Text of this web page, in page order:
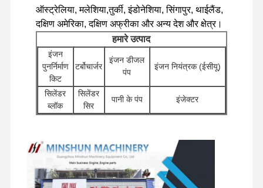
मित्सुबिशी इंजन
खुदाई करने वाला इंजन
इंजन पुनर्निर्माण किट
इंजेक्शन पंप
अन्य इंजन पार्ट्स
इलेक्ट्रॉनिक नियंत्रण तंत्र
ऑस्ट्रेलिया, मलेशिया,तुर्की, इंडोनेशिया, सिंगापुर, थाईलैंड,
दक्षिण अमेरिका, दक्षिण अफ्रीका और अन्य देश और क्षेत्र।
हमारे उत्पाद
इंजन
पुनर्निर्माण
किट
टर्बोचार्जर
इंजन डीजल
पंप
इंजन नियंत्रक (ईसीयू)
सिलेंडर
ब्लॉक
सिलेंडर
सिर
पानी के पंप इंजेक्टर
उपकरण
पंप
घुमावदार
घटक
वितरण
वाल्व
ट्रैवल मोटर
असेंबली
चेसिस के घटक और अन्य
सहायक उपकरण